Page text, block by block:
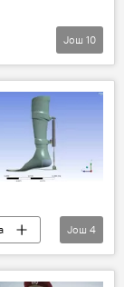
Још 10
Још 4